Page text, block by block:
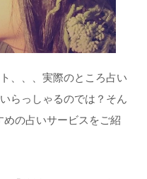
、、、実際のところ占い
らっしゃるのでは？そん
めの占いサービスをご紹